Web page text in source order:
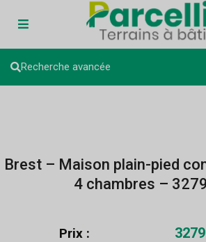
Recherche avancée
Brest – Maison plain-pied
4 chambres –
Prix :